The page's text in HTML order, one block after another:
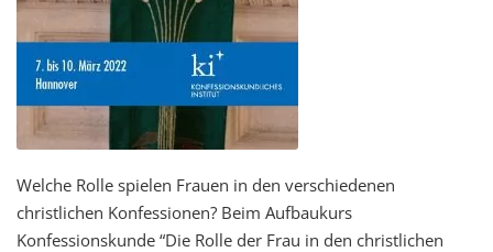
Welche Rolle spielen Frauen in den verschiedenen
christlichen Konfessionen? Beim Aufbaukurs
Konfessionskunde “Die Rolle der Frau in den christlichen